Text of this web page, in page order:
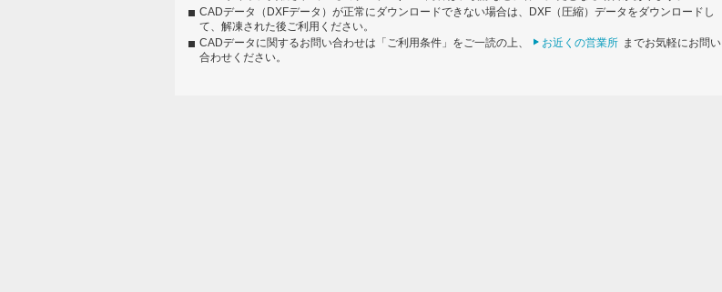
CADデータ（DXFデータ）が正常にダウンロードできない場合は、DXF（圧縮）データをダウンロードし
て、解凍された後ご利用ください。
CADデータに関するお問い合わせは「ご利用条件」をご一読の上、
お近くの営業所 までお気軽にお問い
合わせください。